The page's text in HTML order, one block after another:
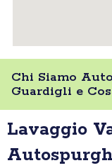
Chi Siamo
Guardigli e
Lavaggio